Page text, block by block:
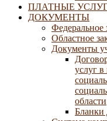
ПЛАТНЫЕ
ДОКУМЕНТЫ
Федеральное
Областное
Документы
услуг
области
Бланки